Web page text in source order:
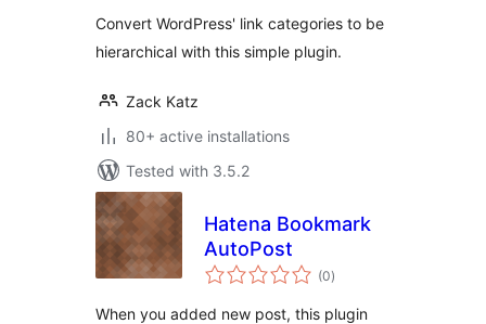
Convert WordPress' link categories to be
hierarchical with this simple plugin.
Zack Katz
80+ active installations
Tested with 3.5.2
Hatena Bookmark
AutoPost
(0total
ratings
)
When you added new post, this plugin